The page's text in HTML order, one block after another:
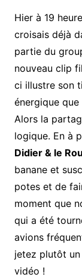
Hier à 19
croisais déjà
partie du
nouveau clip
ci illustre son
énergique que
Alors la
logique. En à
Didier & le
banane et
potes et de
moment que
qui a été
avions
jetez plutôt
vidéo !